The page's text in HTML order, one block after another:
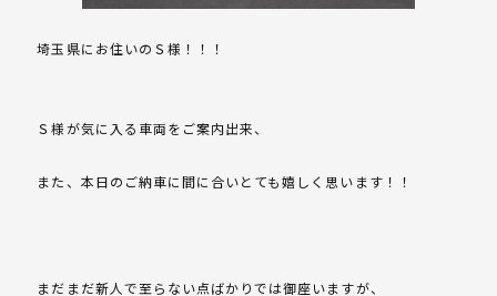
埼玉県にお住いのＳ様！！！
Ｓ様が気に入る車両をご案内出来、
また、本日のご納車に間に合いとても嬉しく思います！！
まだまだ新人で至らない点ばかりでは御座いますが、